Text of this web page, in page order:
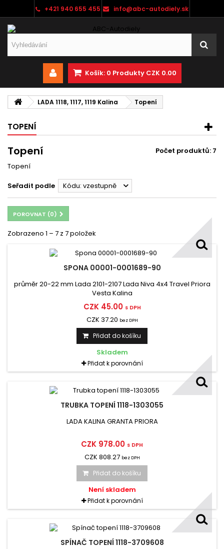
+421 940 655 455 info@abc-autodiely.sk
Košík: 0 Produkty CZK 0.00
LADA 1118, 1117, 1119 Kalina Topení
TOPENÍ
Topení
Počet produktů: 7
Topení
Seřadit podle Kódu: vzestupně
POROVNAT (0)
Zobrazeno 1 – 7 z 7 položek
SPONA 00001-0001689-90
průměr 20-22 mm Lada 2101-2107 Lada Niva 4x4 Travel Priora
Vesta Kalina
CZK 45.00 s DPH
CZK 37.20 bez DPH
Přidat do košíku
Skladem
Přidat k porovnání
TRUBKA TOPENÍ 1118-1303055
LADA KALINA GRANTA PRIORA
CZK 978.00 s DPH
CZK 808.27 bez DPH
Přidat do košíku
Není skladem
Přidat k porovnání
SPÍNAČ TOPENÍ 1118-3709608